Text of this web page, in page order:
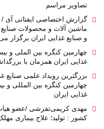
تصاویر مراسم
گزارش اختصاصی ایفتاتی آی
ماشین آلات و محصولات
و صنایع غذایی ایران برگزار
چهارمین کنگره بین الملی و
غذایی ایران همزمان با
چهارمین کنگره بین المللی و
غذایی ایران
مهدی کریمی‌تفرشی /عضو هیات
کشور : تولید؛ علاج بیماری